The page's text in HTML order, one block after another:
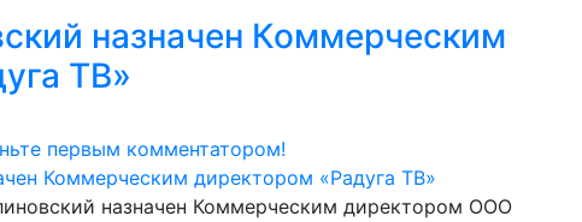
назначен Коммерческим
ТВ»
первым комментатором!
назначен Коммерческим директором ООО